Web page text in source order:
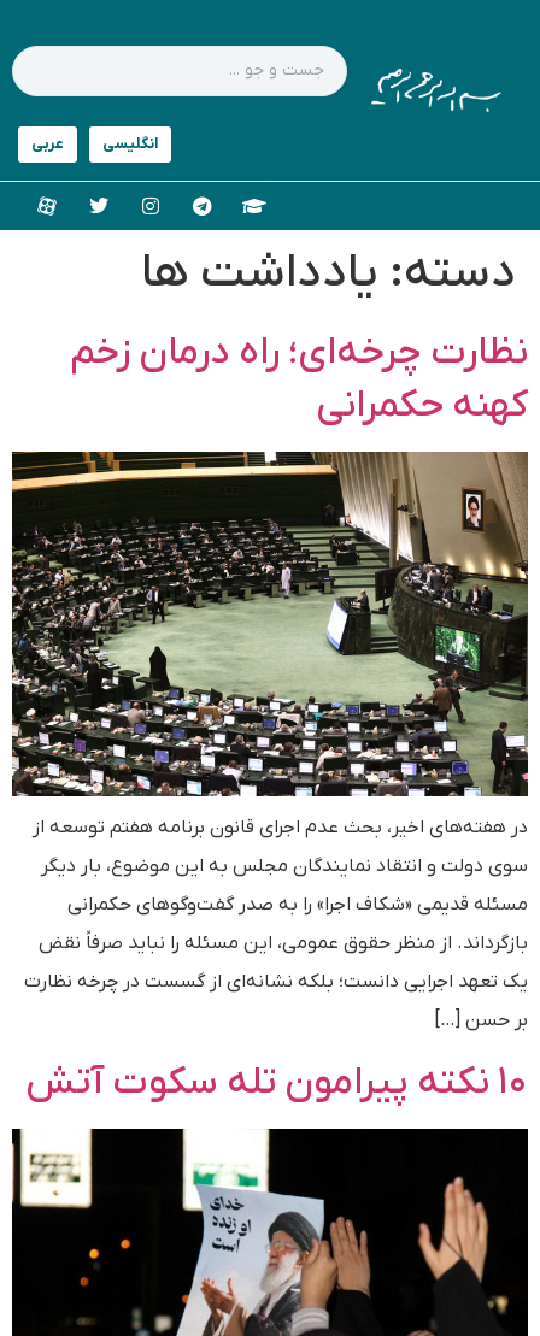
دسته: یادداشت ها
نظارت چرخه‌ای؛ راه درمان زخم
کهنه حکمرانی
در هفته‌های اخیر، بحث عدم اجرای قانون برنامه هفتم توسعه از
سوی دولت و انتقاد نمایندگان مجلس به این موضوع، بار دیگر
مسئله قدیمی «شکاف اجرا» را به صدر گفت‌وگوهای حکمرانی
بازگرداند. از منظر حقوق عمومی، این مسئله را نباید صرفاً نقض
یک تعهد اجرایی دانست؛ بلکه نشانه‌ای از گسست در چرخه نظارت
بر حسن […]
۱۰ نکته پیرامون تله سکوت آتش